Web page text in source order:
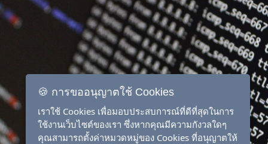
🍪 การขออนุญาตใช้ Cookies
เราใช้ Cookies เพื่อมอบประสบการณ์ที่ดีที่สุดในการ
ใช้งานเว็บไซต์ของเรา ซึ่งหากคุณมีความกังวลใดๆ
คุณสามารถตั้งค่าหมวดหมู่ของ Cookies ที่อนุญาตให้